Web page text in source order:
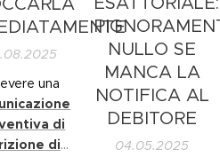
immobili gravati da
un vincolo può
generare la
sensazione una
stretta alla gola, di
non avere più via
d'uscita.
una
di
di
NULLO SE
MANCA LA
NOTIFICA AL
DEBITORE
04.05.2025